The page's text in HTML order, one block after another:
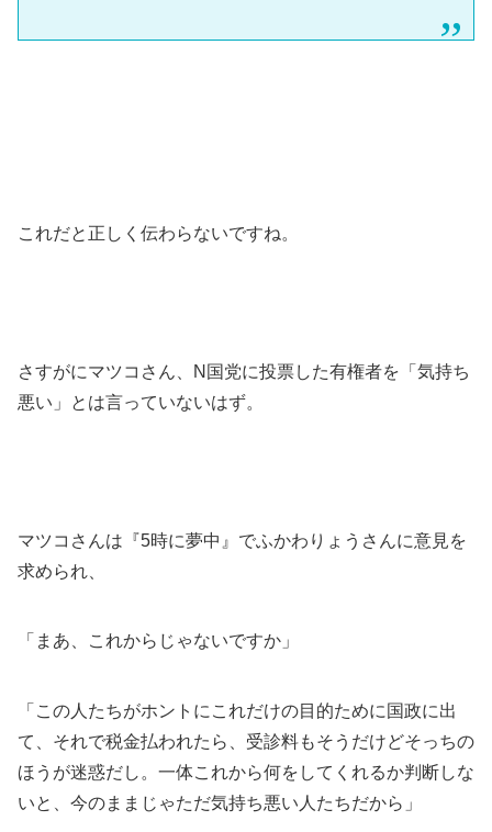
これだと正しく伝わらないですね。
さすがにマツコさん、N国党に投票した有権者を「気持ち
悪い」とは言っていないはず。
マツコさんは『5時に夢中』でふかわりょうさんに意見を
求められ、
「まあ、これからじゃないですか」
「この人たちがホントにこれだけの目的ために国政に出
て、それで税金払われたら、受診料もそうだけどそっちの
ほうが迷惑だし。一体これから何をしてくれるか判断しな
いと、今のままじゃただ気持ち悪い人たちだから」